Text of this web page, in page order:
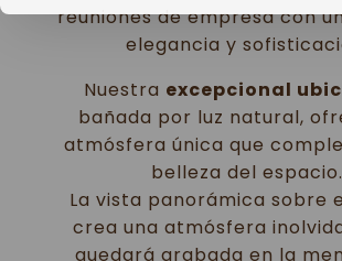
reuniones de empresa con
elegancia y
Nuestra excepcional
bañada por luz natural,
atmósfera única que
belleza del espacio.
La vista panorámica sobre
crea una atmósfera
quedará grabada en la